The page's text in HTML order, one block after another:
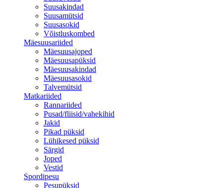
Suusakindad
Suusamütsid
Suusasokid
Võistluskombed
Mäesuusariided
Mäesuusajoped
Mäesuusapüksid
Mäesuusakindad
Mäesuusasokid
Talvemütsid
Matkariided
Rannariided
Pusad/fliisid/vahekihid
Jakid
Pikad püksid
Lühikesed püksid
Särgid
Joped
Vestid
Spordipesu
Pesupüksid